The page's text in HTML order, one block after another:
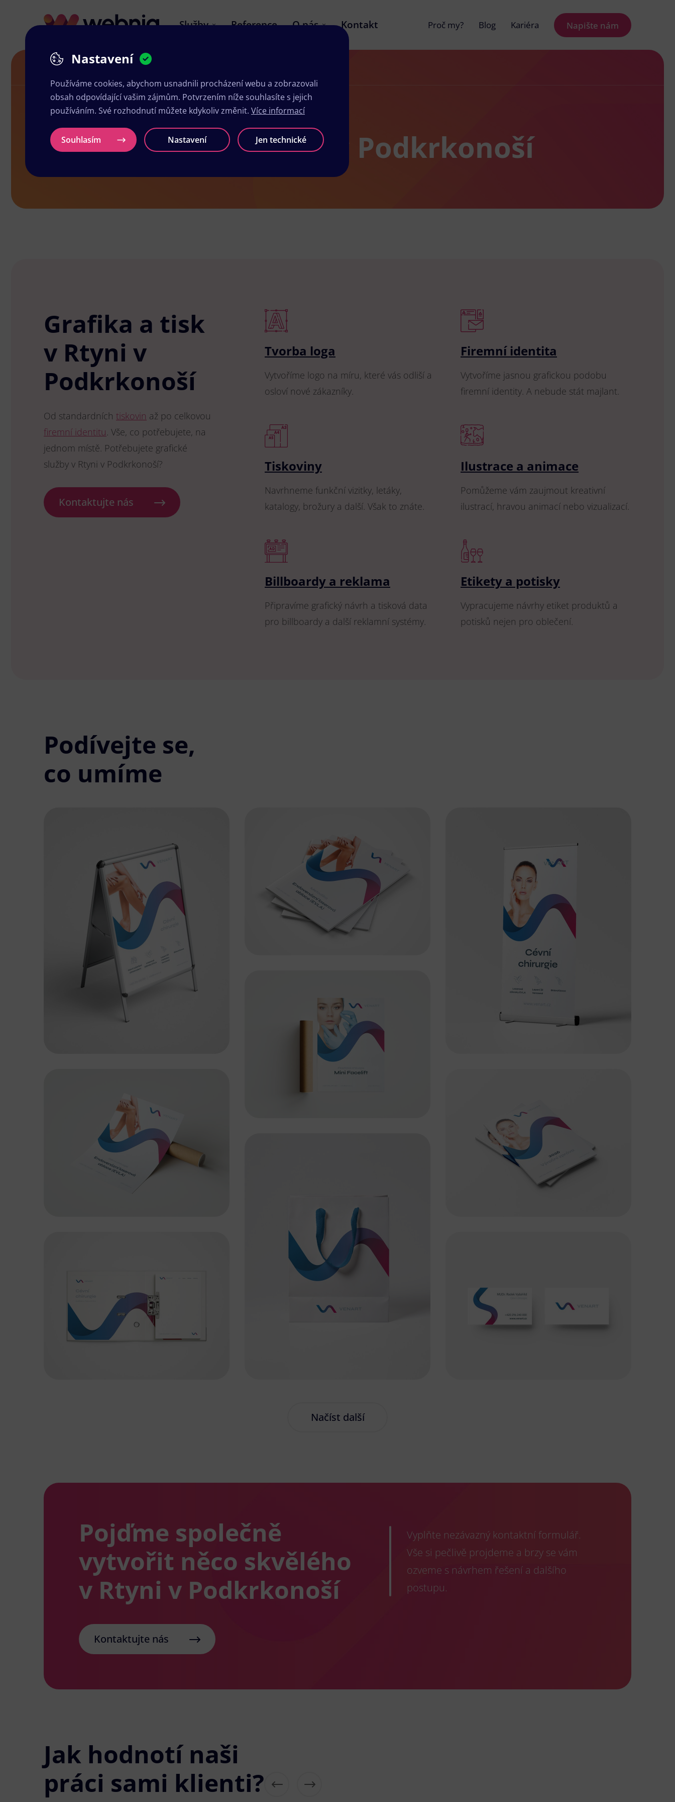
Služby Reference O nás Kontakt Proč my? Blog Kariéra Napište nám
Grafika a tisk Rtyně v Podkrkonoší
Grafika a tisk Rtyně v Podkrkonoší
Grafika a tisk
v Rtyni v
Podkrkonoší
Od standardních tiskovin až po celkovou
firemní identitu. Vše, co potřebujete, na
jednom místě. Potřebujete grafické
služby v Rtyni v Podkrkonoší?
Kontaktujte nás
Tvorba loga
Vytvoříme logo na míru, které vás odliší a
osloví nové zákazníky.
Firemní identita
Vytvoříme jasnou grafickou podobu
firemní identity. A nebude stát majlant.
Tiskoviny
Navrhneme funkční vizitky, letáky,
katalogy, brožury a další. Však to znáte.
Ilustrace a animace
Pomůžeme vám zaujmout kreativní
ilustrací, hravou animací nebo vizualizací.
Billboardy a reklama
Připravíme grafický návrh a tisková data
pro billboardy a další reklamní systémy.
Etikety a potisky
Vypracujeme návrhy etiket produktů a
potisků nejen pro oblečení.
Podívejte se,
co umíme
Načíst další
Pojďme společně
vytvořit něco skvělého
v Rtyni v Podkrkonoší
Vyplňte nezávazný kontaktní formulář.
Vše si pečlivě projdeme a brzy se vám
ozveme s návrhem řešení a dalšího
postupu.
Kontaktujte nás
Jak hodnotí naši
práci sami klienti?
Nastavení
Používáme cookies, abychom usnadnili procházení webu a zobrazovali
obsah odpovídající vašim zájmům. Potvrzením níže souhlasíte s jejich
používáním. Své rozhodnutí můžete kdykoliv změnit. Více informací
Souhlasím Nastavení Jen technické